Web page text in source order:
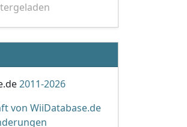
2011-2026
von WiiDatabase.de